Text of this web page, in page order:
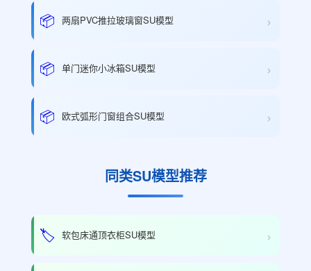
📦 两扇PVC推拉玻璃窗SU模型 ›
📦 单门迷你小冰箱SU模型 ›
📦 欧式弧形门窗组合SU模型 ›
同类SU模型推荐
🏷️ 软包床通顶衣柜SU模型 ›